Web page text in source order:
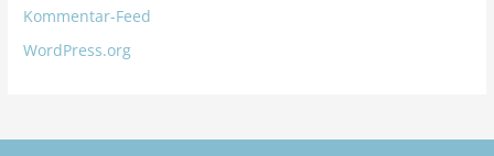
Kommentar-Feed
WordPress.org